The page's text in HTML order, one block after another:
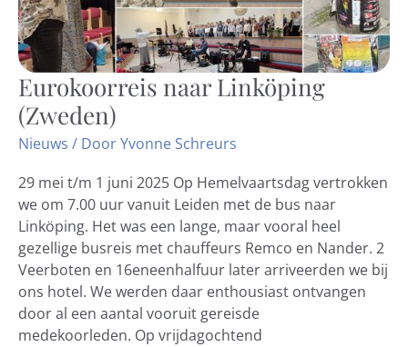
Eurokoorreis naar Linköping
(Zweden)
Nieuws / DoorYvonne Schreurs
29 mei t/m 1 juni 2025 Op Hemelvaartsdag vertrokken
we om 7.00 uur vanuit Leiden met de bus naar
Linköping. Het was een lange, maar vooral heel
gezellige busreis met chauffeurs Remco en Nander. 2
Veerboten en 16eneenhalfuur later arriveerden we bij
ons hotel. We werden daar enthousiast ontvangen
door al een aantal vooruit gereisde
medekoorleden. Op vrijdagochtend
Eurokoorreis
naar
Linköping
(Zweden)